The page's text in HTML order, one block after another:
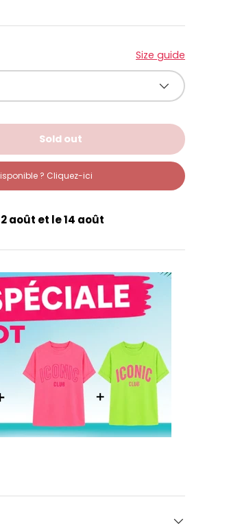
Size guide
Sold out
? Cliquez-ici
août et le14 août